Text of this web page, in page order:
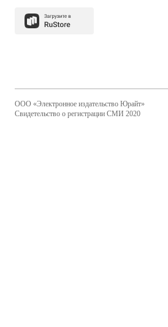
ООО «Электронное издательство Юрайт»
Свидетельство о регистрации СМИ 2020